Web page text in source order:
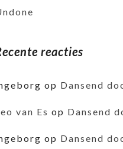
reacties
op Dansend
van Es op Dansend
op Dansend